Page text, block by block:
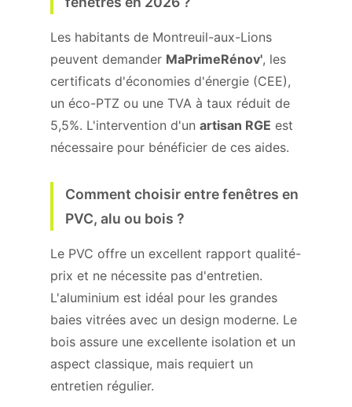
Les habitants de Montreuil-aux-Lions
peuvent demander MaPrimeRénov', les
certificats d'économies d'énergie (CEE),
un éco-PTZ ou une TVA à taux réduit de
5,5%. L'intervention d'un artisan RGE est
nécessaire pour bénéficier de ces aides.
Comment choisir entre fenêtres en
PVC, alu ou bois ?
Le PVC offre un excellent rapport qualité-
prix et ne nécessite pas d'entretien.
L'aluminium est idéal pour les grandes
baies vitrées avec un design moderne. Le
bois assure une excellente isolation et un
aspect classique, mais requiert un
entretien régulier.